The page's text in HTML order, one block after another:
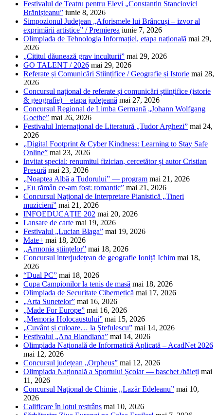
Festivalul de Teatru pentru Elevi „Constantin Stanciovici
Brănișteanu” iunie 8, 2026
Simpozionul Județean „Aforismele lui Brâncuși – izvor al
exprimării artistice” / Premierea iunie 7, 2026
Olimpiada de Tehnologia Informației, etapa națională mai 29,
2026
„Cititul dăunează grav inculturii” mai 29, 2026
GO TALENT / 2026 mai 29, 2026
Referate și Comunicări Științifice / Geografie și Istorie mai 28,
2026
Concursul național de referate și comunicări științifice (istorie
& geografie) – etapa județeană mai 27, 2026
Concursul Regional de Limba Germană „Johann Wolfgang
Goethe” mai 26, 2026
Festivalul Internațional de Literatură „Tudor Arghezi” mai 24,
2026
„Digital Footprint & Cyber Kindness: Learning to Stay Safe
Online” mai 23, 2026
Invitat special: renumitul fizician, cercetător și autor Cristian
Presură mai 23, 2026
„Noaptea Albă a Tudorului” — program mai 21, 2026
„Eu rămân ce-am fost: romantic” mai 21, 2026
Concursul Național de Interpretare Pianistică „Tineri
muzicieni” mai 21, 2026
INFOEDUCAȚIE 202 mai 20, 2026
Lansare de carte mai 19, 2026
Festivalul „Lucian Blaga” mai 19, 2026
Mate+ mai 18, 2026
,,Armonia științelor” mai 18, 2026
Concursul interjudețean de geografie Ioniță Ichim mai 18,
2026
“Dual PC” mai 18, 2026
Cupa Campionilor la tenis de masă mai 18, 2026
Olimpiada de Securitate Cibernetică mai 17, 2026
„Arta Sunetelor” mai 16, 2026
„Made For Europe” mai 16, 2026
„Memoria Holocaustului” mai 15, 2026
„Cuvânt și culoare… la Ștefulescu” mai 14, 2026
Festivalul „Ana Blandiana” mai 14, 2026
Olimpiada Națională de Informatică Aplicată – AcadNet 2026
mai 12, 2026
Concursul județean „Orpheus” mai 12, 2026
Olimpiada Națională a Sportului Școlar — baschet /băieți mai
11, 2026
Concursul Național de Chimie ,,Lazăr Edeleanu” mai 10,
2026
Calificare în lotul restrâns mai 10, 2026